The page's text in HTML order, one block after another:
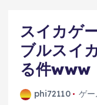
スイカゲ
ブルスイ
る件www
phi72110 ゲー